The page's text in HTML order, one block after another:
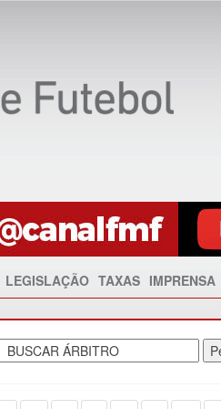
LEGISLAÇÃO TAXAS IMPRENSA